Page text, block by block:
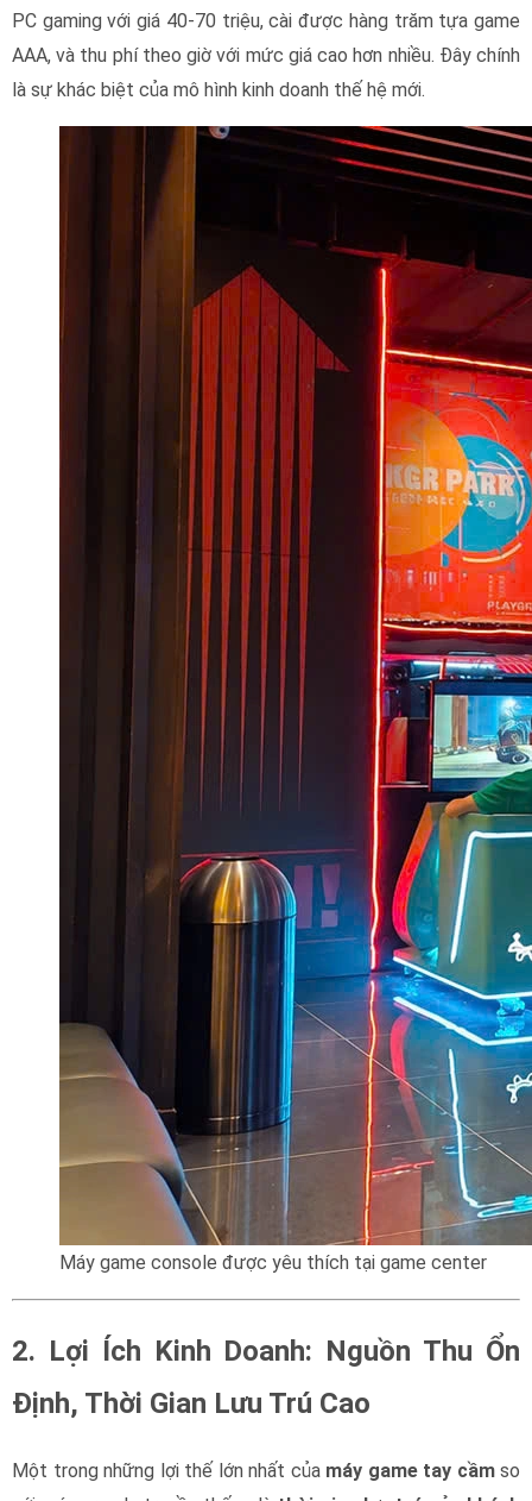
PC gaming với giá 40-70 triệu, cài được hàng trăm tựa game
AAA, và thu phí theo giờ với mức giá cao hơn nhiều. Đây chính
là sự khác biệt của mô hình kinh doanh thế hệ mới.
Máy game console được yêu thích tại game center
2. Lợi Ích Kinh Doanh: Nguồn Thu Ổn
Định, Thời Gian Lưu Trú Cao
Một trong những lợi thế lớn nhất của máy game tay cầmso